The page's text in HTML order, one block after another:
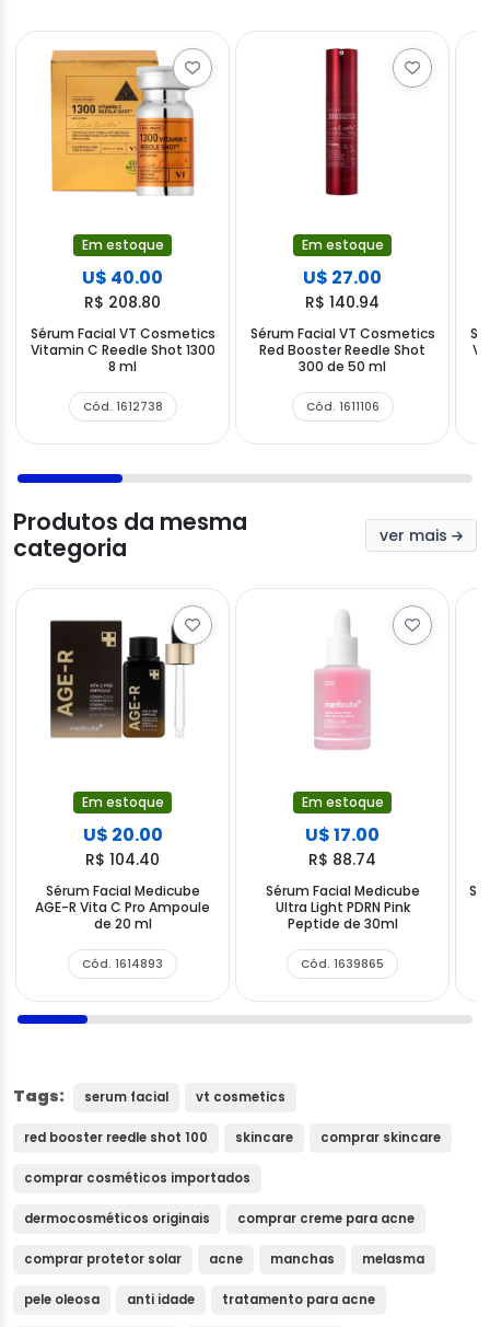
Em estoque
U$ 40.00
R$ 208.80
Sérum Facial VT Cosmetics
Vitamin C Reedle Shot 1300
8 ml
Cód. 1612738
Em estoque
U$ 27.00
R$ 140.94
Sérum Facial VT Cosmetics
Red Booster Reedle Shot
300 de 50 ml
Cód. 1611106
Produtos da mesma
categoria
ver mais
Em estoque
U$ 20.00
R$ 104.40
Sérum Facial Medicube
AGE-R Vita C Pro Ampoule
de 20 ml
Cód. 1614893
Em estoque
U$ 17.00
R$ 88.74
Sérum Facial Medicube
Ultra Light PDRN Pink
Peptide de 30ml
Cód. 1639865
Tags: serum facial vt cosmetics
red booster reedle shot 100 skincare comprar skincare
comprar cosméticos importados
dermocosméticos originais comprar creme para acne
comprar protetor solar acne manchas melasma
pele oleosa anti idade tratamento para acne